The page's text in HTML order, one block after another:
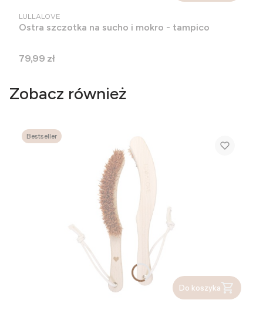
PRODUCENT
LULLALOVE
Ostra szczotka na sucho i mokro - tampico
Cena
79,99 zł
Zobacz również
Bestseller
Do koszyka